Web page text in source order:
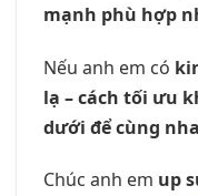
mạnh phù hợp
Nếu anh em có
lạ – cách tối ưu
dưới để cùng
Chúc anh em up